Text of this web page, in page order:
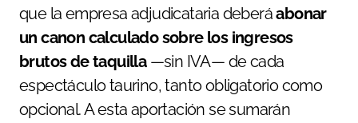
que la empresa adjudicataria deberáabonar
un canon calculado sobre los ingresos
brutos de taquilla—sin IVA— de cada
espectáculo taurino, tanto obligatorio como
opcional. A esta aportación se sumarán